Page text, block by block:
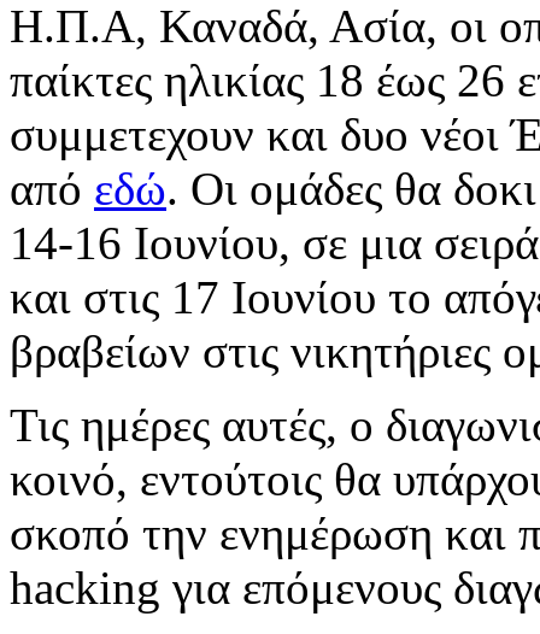
Η.Π.Α, Καναδά, Ασία, οι
παίκτες ηλικίας 18 έως
συμμετεχουν και δυο νέοι
από εδώ. Οι ομάδες θα
14-16 Ιουνίου, σε μια
και στις 17 Ιουνίου το
βραβείων στις νικητήριες
Τις ημέρες αυτές, ο
κοινό, εντούτοις θα
σκοπό την ενημέρωση και
hacking για επόμενους